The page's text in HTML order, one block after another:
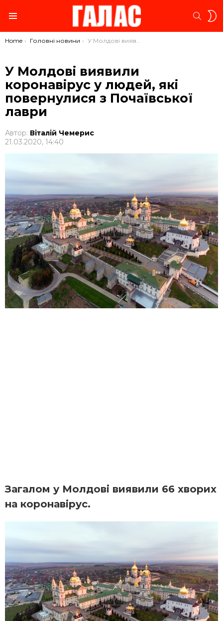
You are here:
Home Головні новини У Молдові виявили коронавірус у людей, які повернулися з Почаївської лаври
У Молдові виявили
коронавірус у людей, які
повернулися з Почаївської
лаври
Автор: Віталій Чемерис
21.03.2020, 14:40
Загалом у Молдові виявили 66 хворих
на коронавірус.